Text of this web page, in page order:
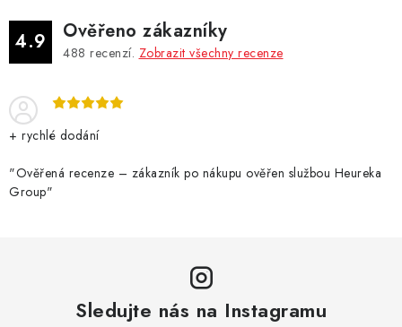
4.9 Ověřeno zákazníky
488 recenzí. Zobrazit všechny recenze
+ rychlé dodání
"Ověřená recenze – zákazník po nákupu ověřen službou Heureka
Group"
Sledujte nás na Instagramu